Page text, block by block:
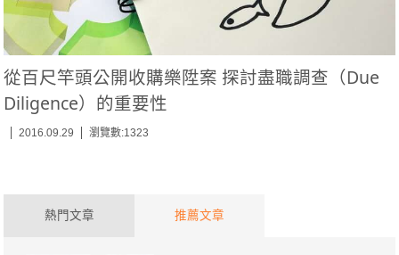
從百尺竿頭公開收購樂陞案 探討盡職調查（Due
Diligence）的重要性
2016.09.29 瀏覽數:1323
熱門文章 推薦文章